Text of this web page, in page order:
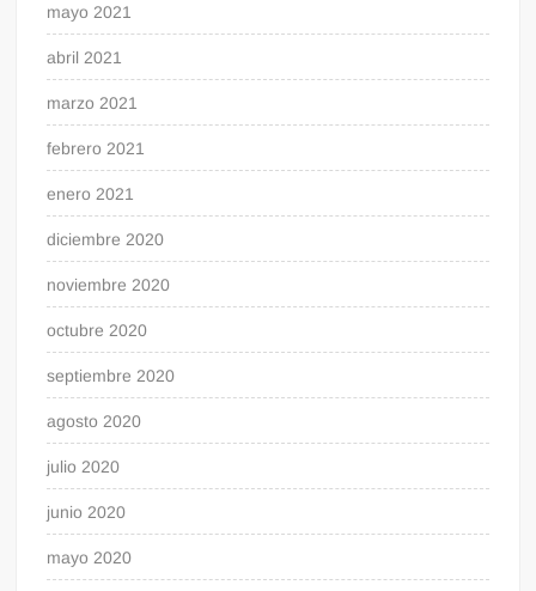
mayo 2021
abril 2021
marzo 2021
febrero 2021
enero 2021
diciembre 2020
noviembre 2020
octubre 2020
septiembre 2020
agosto 2020
julio 2020
junio 2020
mayo 2020